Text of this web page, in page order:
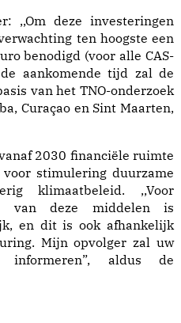
,,Om deze investeringen
ten hoogste een
benodigd (voor alle CAS-
aankomende tijd zal de
van het TNO-onderzoek
Curaçao en Sint Maarten,
2030 financiële ruimte
stimulering duurzame
klimaatbeleid. ,,Voor
van deze middelen is
en dit is ook afhankelijk
Mijn opvolger zal uw
aldus de